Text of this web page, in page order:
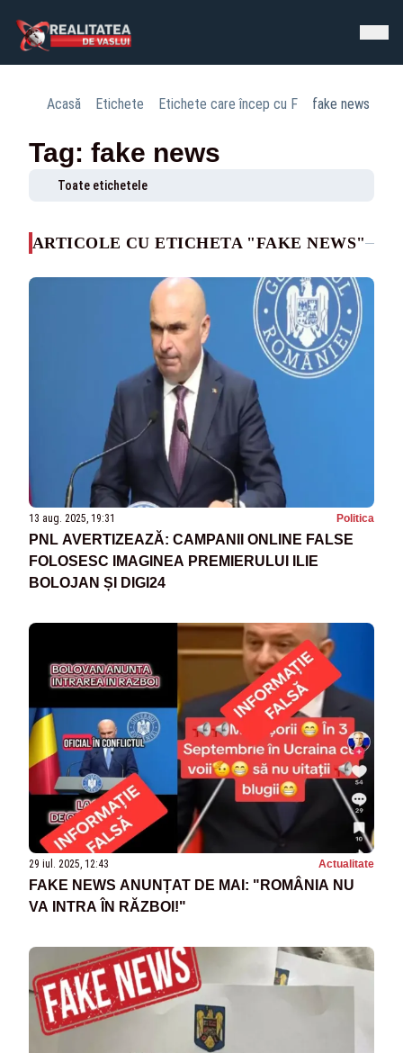
Acasă Etichete Etichete care încep cu F fake news
Tag: fake news
Toate etichetele
ARTICOLE CU ETICHETA "FAKE NEWS"
13 aug. 2025, 19:31 Politica
PNL AVERTIZEAZĂ: CAMPANII ONLINE FALSE
FOLOSESC IMAGINEA PREMIERULUI ILIE
BOLOJAN ȘI DIGI24
29 iul. 2025, 12:43 Actualitate
FAKE NEWS ANUNȚAT DE MAI: "ROMÂNIA NU
VA INTRA ÎN RĂZBOI!"